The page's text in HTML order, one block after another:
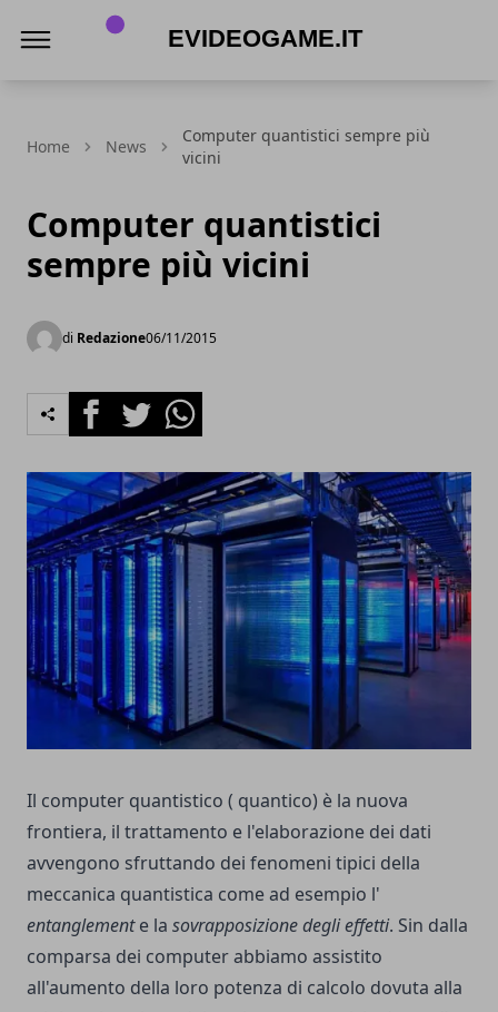
Home News
Computer quantistici sempre più
vicini
Computer quantistici
sempre più vicini
di Redazione06/11/2015
FacebookTwitterWhatsapp
Il computer quantistico ( quantico) è la nuova
frontiera, il trattamento e l'elaborazione dei dati
avvengono sfruttando dei fenomeni tipici della
meccanica quantistica come ad esempio l'
entanglemente la sovrapposizione degli effetti. Sin dalla
comparsa dei computer abbiamo assistito
all'aumento della loro potenza di calcolo dovuta alla